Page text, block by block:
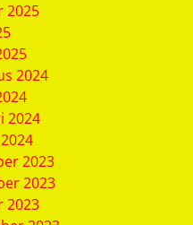
2025
2024
2024
2023
2023
2023